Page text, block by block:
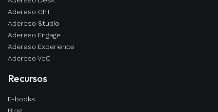
transaccionales, y centralizar todos tus
todo con el respaldo y soporte técnico directo
Adereso GPT
Adereso Studio
Adereso Engage
Adereso Experience
Adereso VoC
Recursos
E-books